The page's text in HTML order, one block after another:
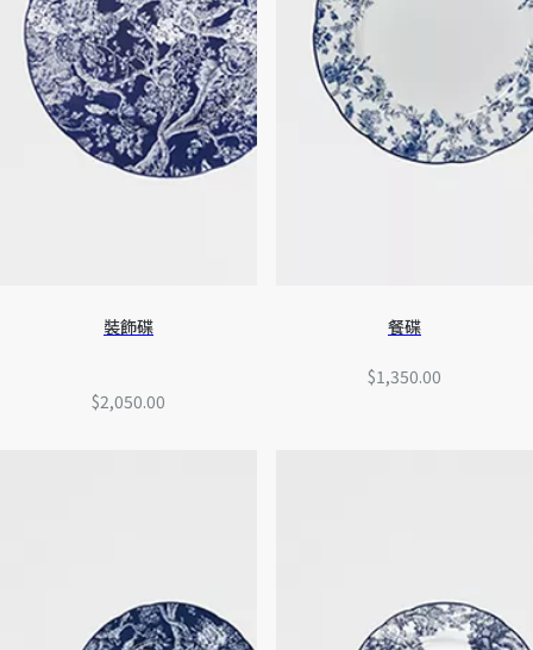
裝飾碟
$2,050.00
餐碟
$1,350.00